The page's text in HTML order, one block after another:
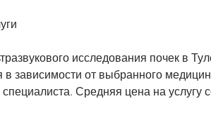
исследования почек в
в зависимости от выбранного
Средняя цена на услугу